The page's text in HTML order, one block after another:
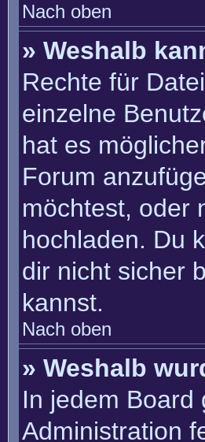
Nach oben
» Weshalb
Rechte für
einzelne
hat es
Forum
möchtest, oder
hochladen. Du
dir nicht sicher
kannst.
Nach oben
» Weshalb
In jedem Board
Administration